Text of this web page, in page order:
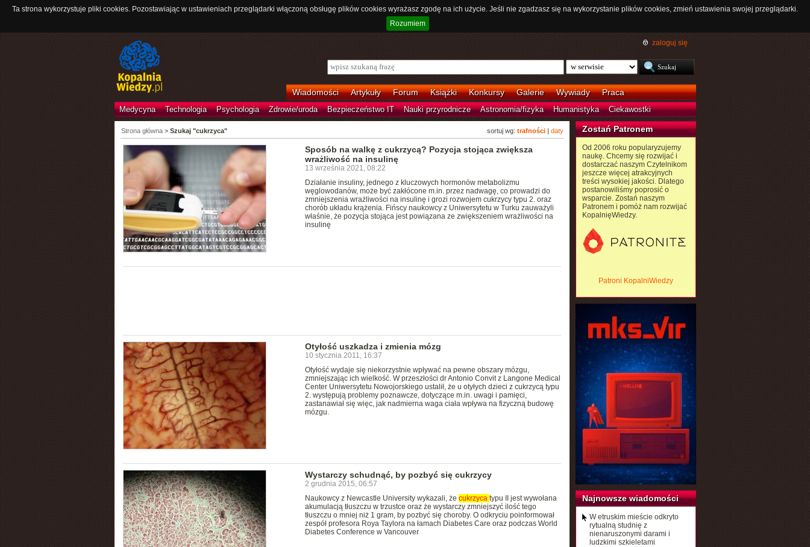
Ta strona wykorzystuje pliki cookies. Pozostawiając w ustawieniach przeglądarki włączoną obsługę plików cookies wyrażasz zgodę na ich użycie. Jeśli nie zgadzasz się na wykorzystanie plików cookies, zmień ustawienia swojej przeglądarki.
Rozumiem
zaloguj się
Wiadomości Artykuły Forum Książki Konkursy Galerie Wywiady Praca
Medycyna Technologia Psychologia Zdrowie/uroda Bezpieczeństwo IT Nauki przyrodnicze Astronomia/fizyka Humanistyka Ciekawostki
sortuj wg: trafności| daty
Strona główna> Szukaj "cukrzyca"
Sposób na walkę z cukrzycą? Pozycja stojąca zwiększa
wrażliwość na insulinę
13 września 2021, 08:22
Działanie insuliny, jednego z kluczowych hormonów metabolizmu
węglowodanów, może być zakłócone m.in. przez nadwagę, co prowadzi do
zmniejszenia wrażliwości na insulinę i grozi rozwojem cukrzycy typu 2. oraz
chorób układu krążenia. Fińscy naukowcy z Uniwersytetu w Turku zauważyli
właśnie, że pozycja stojąca jest powiązana ze zwiększeniem wrażliwości na
insulinę
Otyłość uszkadza i zmienia mózg
10 stycznia 2011, 16:37
Otyłość wydaje się niekorzystnie wpływać na pewne obszary mózgu,
zmniejszając ich wielkość. W przeszłości dr Antonio Convit z Langone Medical
Center Uniwersytetu Nowojorskiego ustalił, że u otyłych dzieci z cukrzycą typu
2. występują problemy poznawcze, dotyczące m.in. uwagi i pamięci,
zastanawiał się więc, jak nadmierna waga ciała wpływa na fizyczną budowę
mózgu.
Wystarczy schudnąć, by pozbyć się cukrzycy
2 grudnia 2015, 06:57
Naukowcy z Newcastle University wykazali, że cukrzyca typu II jest wywołana
akumulacją tłuszczu w trzustce oraz że wystarczy zmniejszyć ilość tego
tłuszczu o mniej niż 1 gram, by pozbyć się choroby. O odkryciu poinformował
zespół profesora Roya Taylora na łamach Diabetes Care oraz podczas World
Diabetes Conference w Vancouver
Zostań Patronem
Od 2006 roku popularyzujemy
naukę. Chcemy się rozwijać i
dostarczać naszym Czytelnikom
jeszcze więcej atrakcyjnych
treści wysokiej jakości. Dlatego
postanowiliśmy poprosić o
wsparcie. Zostań naszym
Patronem i pomóż nam rozwijać
KopalnięWiedzy.
Patroni KopalniWiedzy
Najnowsze wiadomości
W etruskim mieście odkryto
rytualną studnię z
nienaruszonymi darami i
ludzkimi szkieletami